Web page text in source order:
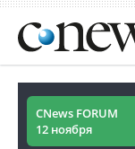
CNews FORUM
12 ноября